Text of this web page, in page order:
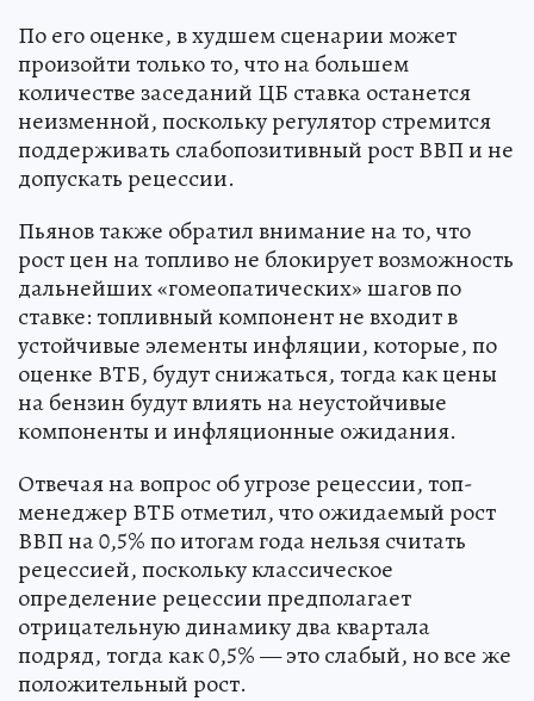
По его оценке, в худшем сценарии может
произойти только то, что на большем
количестве заседаний ЦБ ставка останется
неизменной, поскольку регулятор стремится
поддерживать слабопозитивный рост ВВП и не
допускать рецессии.
Пьянов также обратил внимание на то, что
рост цен на топливо не блокирует возможность
дальнейших «гомеопатических» шагов по
ставке: топливный компонент не входит в
устойчивые элементы инфляции, которые, по
оценке ВТБ, будут снижаться, тогда как цены
на бензин будут влиять на неустойчивые
компоненты и инфляционные ожидания.
Отвечая на вопрос об угрозе рецессии, топ-
менеджер ВТБ отметил, что ожидаемый рост
ВВП на 0,5% по итогам года нельзя считать
рецессией, поскольку классическое
определение рецессии предполагает
отрицательную динамику два квартала
подряд, тогда как 0,5% — это слабый, но все же
положительный рост.